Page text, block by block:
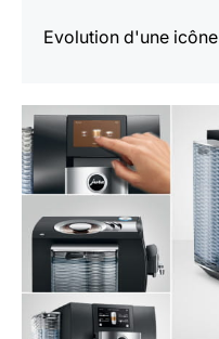
Evolution d'une icône